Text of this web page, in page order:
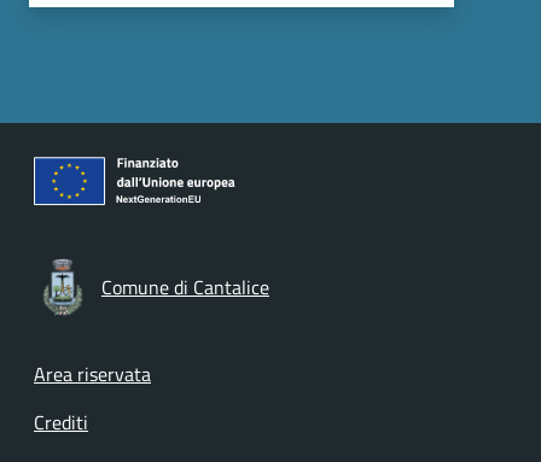
Comune di Cantalice
Footer menu
Area riservata
Crediti